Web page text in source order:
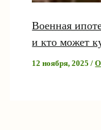
Военная
и кто может
12 ноября, 2025/